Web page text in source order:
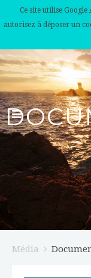
Ce site utilise
autorisez à déposer un
Média